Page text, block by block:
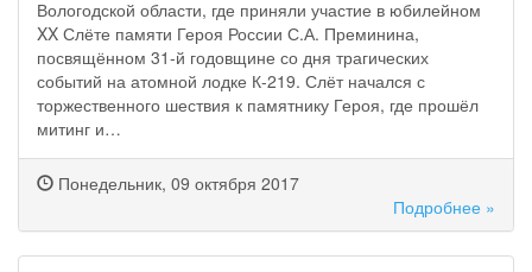
Вологодской области, где приняли участие в юбилейном
XX Слёте памяти Героя России С.А. Преминина,
посвящённом 31-й годовщине со дня трагических
событий на атомной лодке К-219. Слёт начался с
торжественного шествия к памятнику Героя, где прошёл
митинг и…
Понедельник, 09 октября 2017
Подробнее »